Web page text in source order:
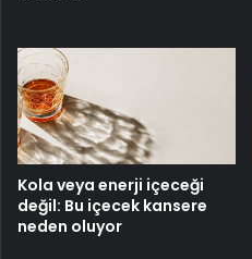
Kola veya enerji içeceği
değil: Bu içecek kansere
neden oluyor